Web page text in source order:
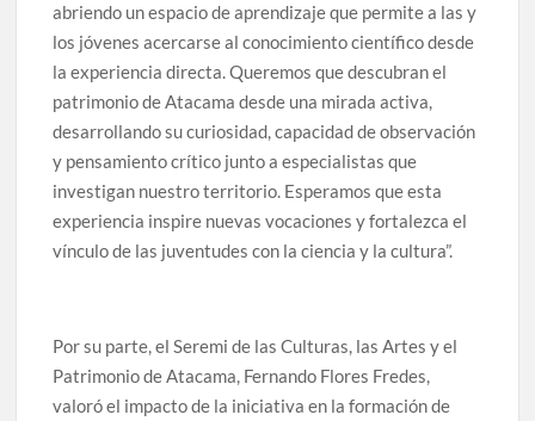
abriendo un espacio de aprendizaje que permite a las y
los jóvenes acercarse al conocimiento científico desde
la experiencia directa. Queremos que descubran el
patrimonio de Atacama desde una mirada activa,
desarrollando su curiosidad, capacidad de observación
y pensamiento crítico junto a especialistas que
investigan nuestro territorio. Esperamos que esta
experiencia inspire nuevas vocaciones y fortalezca el
vínculo de las juventudes con la ciencia y la cultura”.
Por su parte, el Seremi de las Culturas, las Artes y el
Patrimonio de Atacama, Fernando Flores Fredes,
valoró el impacto de la iniciativa en la formación de